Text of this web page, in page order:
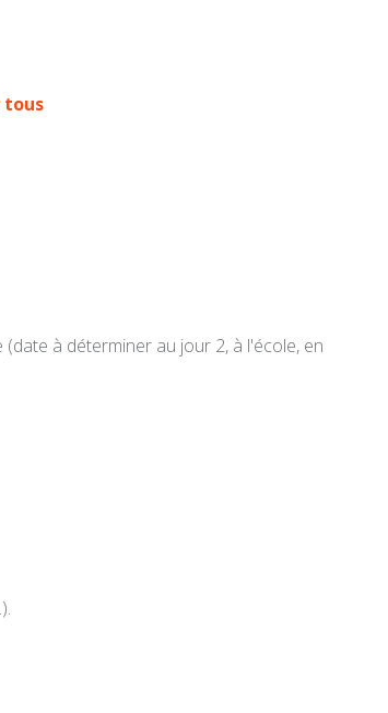
tous
à déterminer au jour 2, à l'école, en